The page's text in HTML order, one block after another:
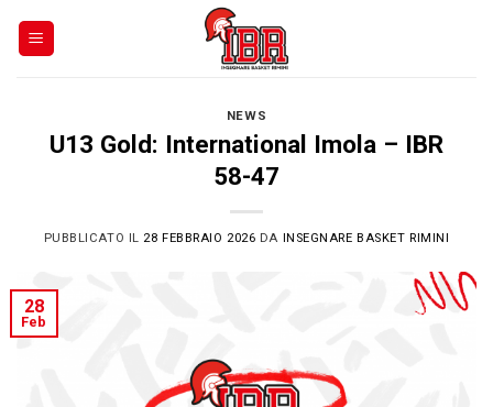
NEWS
U13 Gold: International Imola – IBR
58-47
PUBBLICATO IL 28 FEBBRAIO 2026 DA INSEGNARE BASKET RIMINI
28
Feb